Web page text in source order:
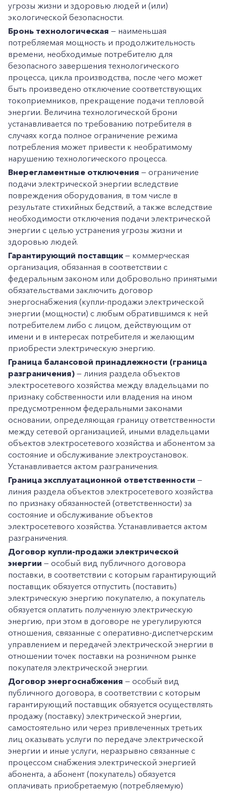
угрозы жизни и здоровью людей и (или)
экологической безопасности.
Бронь технологическая — наименьшая
потребляемая мощность и продолжительность
времени, необходимые потребителю для
безопасного завершения технологического
процесса, цикла производства, после чего может
быть произведено отключение соответствующих
токоприемников, прекращение подачи тепловой
энергии. Величина технологической брони
устанавливается по требованию потребителя в
случаях когда полное ограничение режима
потребления может привести к необратимому
нарушению технологического процесса.
Внерегламентные отключения — ограничение
подачи электрической энергии вследствие
повреждения оборудования, в том числе в
результате стихийных бедствий, а также вследствие
необходимости отключения подачи электрической
энергии с целью устранения угрозы жизни и
здоровью людей.
Гарантирующий поставщик— коммерческая
организация, обязанная в соответствии с
федеральным законом или добровольно принятыми
обязательствами заключить договор
энергоснабжения (купли-продажи электрической
энергии (мощности) с любым обратившимся к ней
потребителем либо с лицом, действующим от
имени и в интересах потребителя и желающим
приобрести электрическую энергию.
Граница балансовой принадлежности (граница
разграничения) — линия раздела объектов
электросетевого хозяйства между владельцами по
признаку собственности или владения на ином
предусмотренном федеральными законами
основании, определяющая границу ответственности
между сетевой организацией, иными владельцами
объектов электросетевого хозяйства и абонентом за
состояние и обслуживание электроустановок.
Устанавливается актом разграничения.
Граница эксплуатационной ответственности —
линия раздела объектов электросетевого хозяйства
по признаку обязанностей (ответственности) за
состояние и обслуживание объектов
электросетевого хозяйства. Устанавливается актом
разграничения.
Договор купли-продажи электрической
энергии — особый вид публичного договора
поставки, в соответствии с которым гарантирующий
поставщик обязуется отпустить (поставить)
электрическую энергию покупателю, а покупатель
обязуется оплатить полученную электрическую
энергию, при этом в договоре не урегулируются
отношения, связанные с оперативно-диспетчерским
управлением и передачей электрической энергии в
отношении точек поставки на розничном рынке
покупателя электрической энергии.
Договор энергоснабжения — особый вид
публичного договора, в соответствии с которым
гарантирующий поставщик обязуется осуществлять
продажу (поставку) электрической энергии,
самостоятельно или через привлеченных третьих
лиц оказывать услуги по передаче электрической
энергии и иные услуги, неразрывно связанные с
процессом снабжения электрической энергией
абонента, а абонент (покупатель) обязуется
оплачивать приобретаемую (потребляемую)